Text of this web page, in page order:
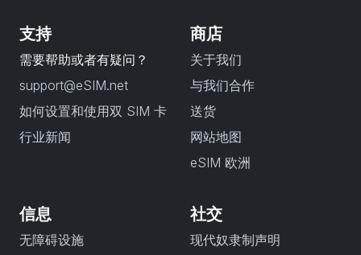
支持
需要帮助或者有疑问？
support@eSIM.net
如何设置和使用双 SIM 卡
行业新闻
商店
关于我们
与我们合作
送货
网站地图
eSIM 欧洲
信息
无障碍设施
社交
现代奴隶制声明